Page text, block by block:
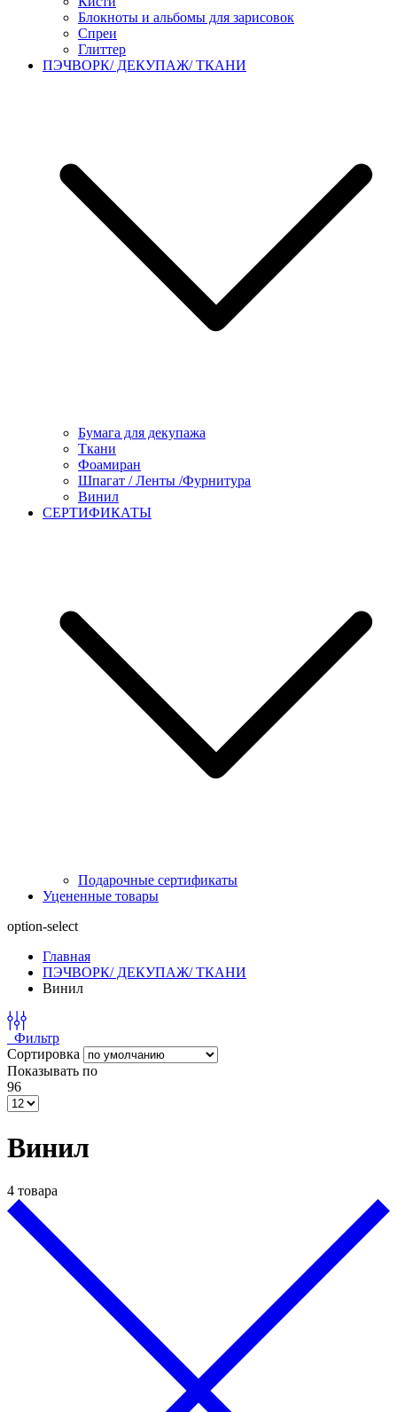
Блокноты и альбомы для зарисовок
Спреи
Глиттер
ПЭЧВОРК/ ДЕКУПАЖ/ ТКАНИ
Бумага для декупажа
Ткани
Фоамиран
Шпагат / Ленты /Фурнитура
Винил
СЕРТИФИКАТЫ
Подарочные сертификаты
Уцененные товары
option-select
Главная
ПЭЧВОРК/ ДЕКУПАЖ/ ТКАНИ
Винил
Фильтр
Сортировка
Показывать по
96
Винил
4 товара